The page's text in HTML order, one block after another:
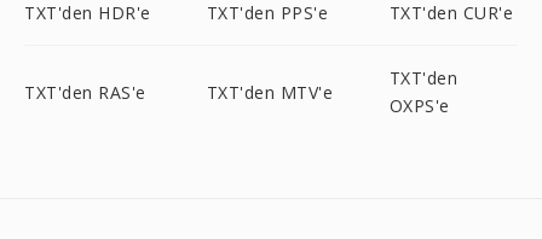
TXT'den HDR'e TXT'den PPS'e TXT'den CUR'e
TXT'den RAS'e TXT'den MTV'e
TXT'den
OXPS'e